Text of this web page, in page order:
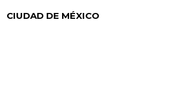
CIUDAD DE MÉXICO